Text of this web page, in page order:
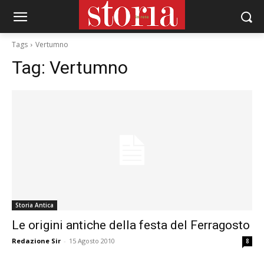
Tags Vertumno
Tag: Vertumno
Storia Antica
Le origini antiche della festa del Ferragosto
Redazione Sir - 15 Agosto 2010 8